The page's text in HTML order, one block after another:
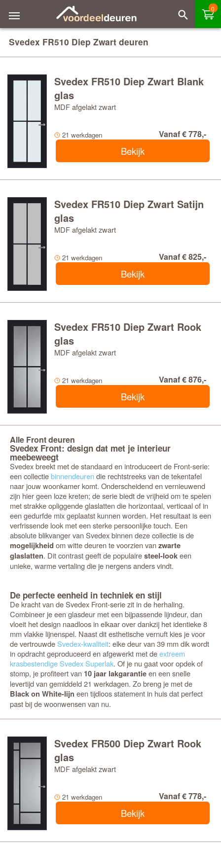
0
Svedex FR510 Diep Zwart deuren
Svedex FR510 Diep Zwart Blank
glas
MDF afgelakt zwart
21 werkdagen Vanaf € 778,-
Bekijk
Svedex FR510 Diep Zwart Satijn
glas
MDF afgelakt zwart
21 werkdagen Vanaf € 825,-
Bekijk
Svedex FR510 Diep Zwart Rook
glas
MDF afgelakt zwart
21 werkdagen Vanaf € 876,-
Bekijk
Alle Front deuren
Svedex Front: design dat met je interieur
meebeweegt
Svedex breekt met de standaard en introduceert de Front-serie:
een collectiebinnendeuren die rechtstreeks van de tekentafel
naar jouw woonkamer komt. Onderscheidend en vernieuwend
zijn hier geen loze kreten; de serie biedt de vrijheid om te spelen
met strakke opliggende glaslatten die horizontaal, verticaal of in
een gedurfde mix geplaatst kunnen worden. Het resultaat is een
verfrissende look met een sterke persoonlijke touch. Een
absolute blikvanger van Svedex binnen deze collectie is de
mogelijkheid om witte deuren te voorzien vanzwarte
glaslatten. Dit contrast geeft de populairesteel-lookeen
unieke, warme vertaling die je nergens anders vindt.
De perfecte eenheid in techniek en stijl
De kracht van de Svedex Front-serie zit in de herhaling.
Combineer je een glasdeur met een bijpassende lijndeur, dan
vloeit het design naadloos in elkaar over dankzij het identieke 8
mm vlakke lijnenspel. Naast dit esthetische vernuft kies je voor
de vertrouwdeSvedex-kwaliteit: elke deur van 39 mm dik wordt
in opdracht geproduceerd en afgewerkt met deextreem
krasbestendige Svedex Superlak. Of je nu gaat voor opdek of
stomp, je profiteert van 10 jaar lakgarantieen een snelle
levertijd van gemiddeld 21 werkdagen. Zo breng je met de
Black on White-lijn een tijdloos statement in huis dat perfect
past bij de woonwensen van nu.
Svedex FR500 Diep Zwart Rook
glas
MDF afgelakt zwart
21 werkdagen Vanaf € 778,-
Bekijk